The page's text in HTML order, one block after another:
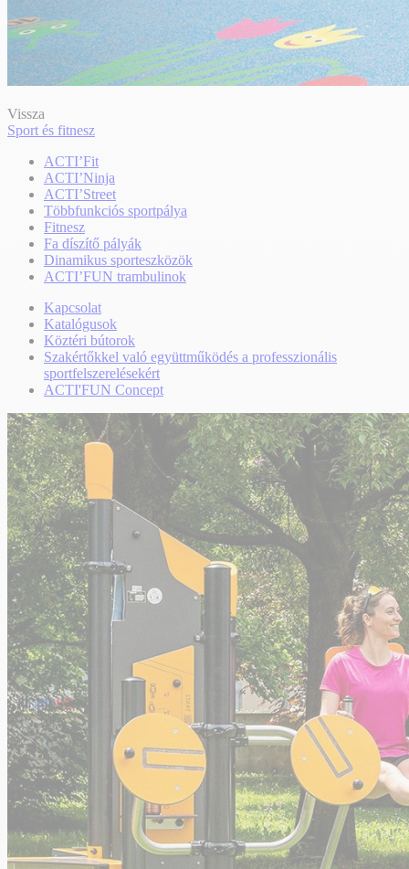
Vissza
Sport és fitnesz
ACTI’Fit
ACTI’Ninja
ACTI’Street
Többfunkciós sportpálya
Fitnesz
Fa díszítő pályák
Dinamikus sporteszközök
ACTI’FUN trambulinok
Kapcsolat
Katalógusok
Köztéri bútorok
Szakértőkkel való együttműködés a professzionális
sportfelszerelésekért
ACTI'FUN Concept